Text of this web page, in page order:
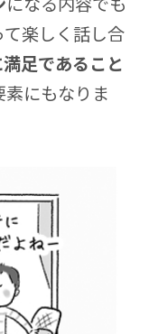
楽しく話し合
足であること
にもなりま